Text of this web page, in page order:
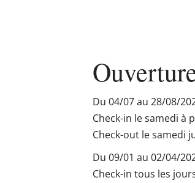
Du 04/07 au 28/08/
Check-in le samedi à
Check-out le samedi
Du 09/01 au 02/04/
Check-in tous les